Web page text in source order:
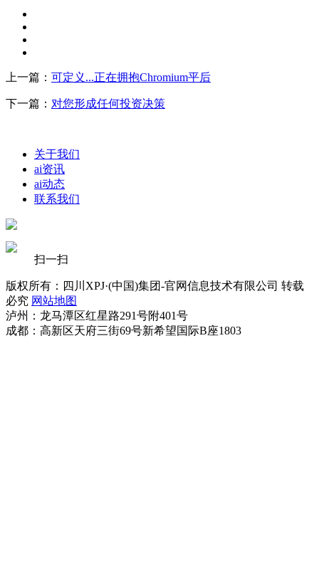
上一篇： 可定义...正在拥抱Chromium平后
下一篇： 对您形成任何投资决策
关于我们
ai资讯
ai动态
联系我们
扫一扫
版权所有：四川XPJ·(中国)集团-官网信息技术有限公司 转载
必究 网站地图
泸州：龙马潭区红星路291号附401号
成都：高新区天府三街69号新希望国际B座1803